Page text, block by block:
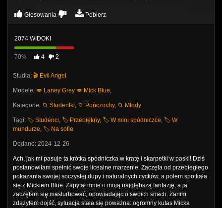
Głosowania Pobierz
2074 WIDOKI
70% 4 2
Studia: 🎬 Evil Angel
Modele: 💋 Laney Grey 💋 Mick Blue,
Kategorie: 📁 Studentki, 📁 Pończochy, 📁 Młody
Tagi: 🏷️ Studenci, 🏷️ Przepiękny, 🏷️ W mini spódniczce, 🏷️ W
mundurze, 🏷️ Na sofie
Dodano: 2024-12-26
Ach, jak mi pasuje ta krótka spódniczka w kratę i skarpetki w paski! Dziś
postanowiłam spełnić swoje licealne marzenie. Zaczęła od przebiegłego
pokazania swojej soczystej dupy i naturalnych cycków, a potem spotkała
się z Mickiem Blue. Zapytał mnie o moją najgłębszą fantazję, a ja
zaczęłam się masturbować, opowiadając o swoich snach. Zanim
zdążyłem dojść, sytuacja stała się poważna: ogromny kutas Micka